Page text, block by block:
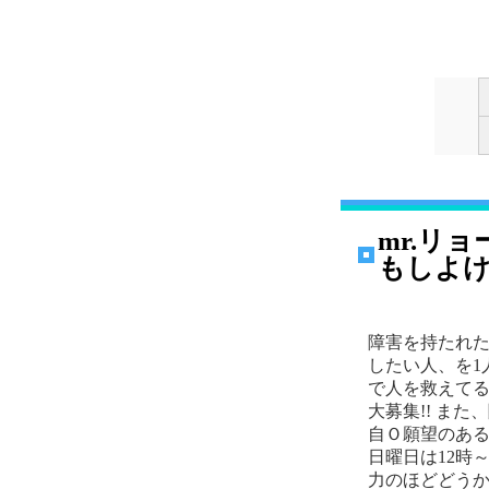
mr.リョ
もしよ
障害を持たれ
したい人、を
で人を救えて
大募集!! また
自Ｏ願望のあ
日曜日は12時
力のほどどう